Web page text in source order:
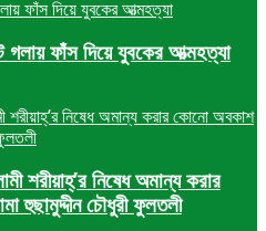
গলায় ফাঁস দিয়ে যুবকের আত্মহত্যা
শরীয়াহ্’র নিষেধ অমান্য করার
চৌধুরী ফুলতলী